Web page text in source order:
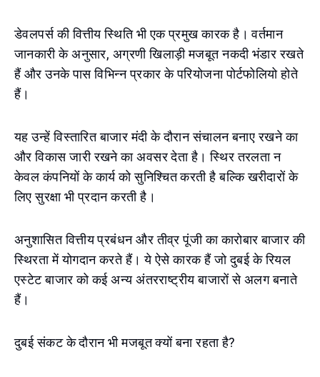
डेवलपर्स की वित्तीय स्थिति भी एक प्रमुख कारक है। वर्तमान
जानकारी के अनुसार, अग्रणी खिलाड़ी मजबूत नकदी भंडार रखते
हैं और उनके पास विभिन्न प्रकार के परियोजना पोर्टफोलियो होते
हैं।
यह उन्हें विस्तारित बाजार मंदी के दौरान संचालन बनाए रखने का
और विकास जारी रखने का अवसर देता है। स्थिर तरलता न
केवल कंपनियों के कार्य को सुनिश्चित करती है बल्कि खरीदारों के
लिए सुरक्षा भी प्रदान करती है।
अनुशासित वित्तीय प्रबंधन और तीव्र पूंजी का कारोबार बाजार की
स्थिरता में योगदान करते हैं। ये ऐसे कारक हैं जो दुबई के रियल
एस्टेट बाजार को कई अन्य अंतरराष्ट्रीय बाजारों से अलग बनाते
हैं।
दुबई संकट के दौरान भी मजबूत क्यों बना रहता है?